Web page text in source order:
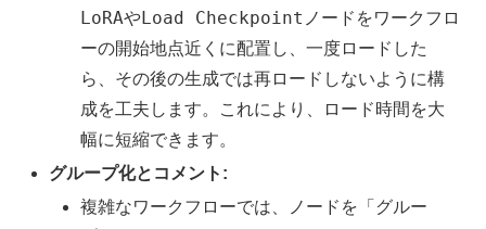
LoRAやLoad Checkpoint ノードをワークフロ
ーの開始地点近くに配置し、一度ロードした
ら、その後の生成では再ロードしないように構
成を工夫します。これにより、ロード時間を大
幅に短縮できます。
グループ化とコメント:
複雑なワークフローでは、ノードを「グルー